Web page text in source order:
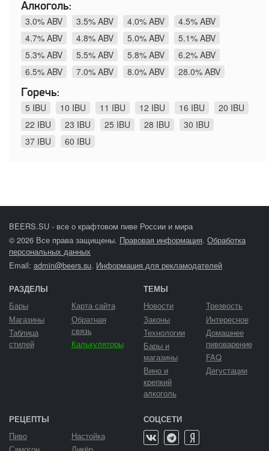
Алкоголь:
3.0% ABV
3.5% ABV 4.0% ABV
4.5% ABV
4.7% ABV
4.8% ABV 5.0% ABV
5.1% ABV
5.3% ABV
5.5% ABV 5.8% ABV
6.2% ABV
6.5% ABV
7.0% ABV 8.0% ABV
28.0% ABV
Горечь:
5 IBU
10 IBU 11 IBU 12 IBU 16 IBU
20 IBU
22 IBU
23 IBU 25 IBU 28 IBU
30 IBU
37 IBU
60 IBU
BEERS.SU - все о крафтовом пиве России и мира
© 2026 Все права защищены. Правовая информация. Обработка
персональных данных
Email: admin@beers.su. Информация для рекламодателей
РАЗДЕЛЫ
Бары
Магазины
Таблица
стилей
Карта сайта
Обратная
связь
Калькуляторы
ТЕМЫ
Новости
Законы
Технологии
Бары и
магазины
Вино и
крепкий
алкоголь
Трезвость
Интересное
Домашнее
пивоварение
FAQ
Дегустации
РЕЦЕПТЫ
Пиво
Настойка
СОЦСЕТИ